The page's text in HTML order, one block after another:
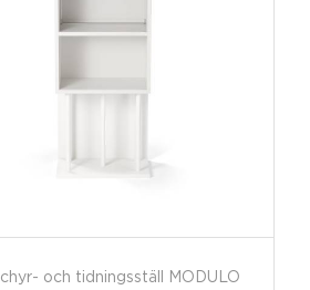
och tidningsställ MODULO